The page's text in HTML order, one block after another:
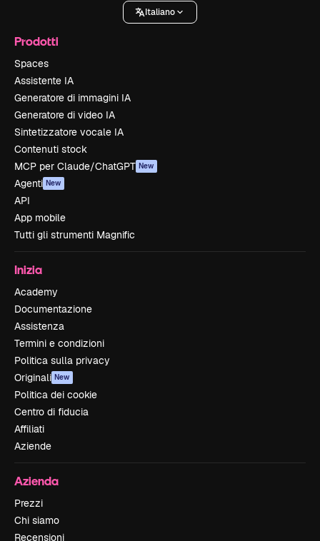
Italiano
Prodotti
Spaces
Assistente IA
Generatore di immagini IA
Generatore di video IA
Sintetizzatore vocale IA
Contenuti stock
MCP per Claude/ChatGPT New
Agenti New
API
App mobile
Tutti gli strumenti Magnific
Inizia
Academy
Documentazione
Assistenza
Termini e condizioni
Politica sulla privacy
Originali New
Politica dei cookie
Centro di fiducia
Affiliati
Aziende
Azienda
Prezzi
Chi siamo
Recensioni